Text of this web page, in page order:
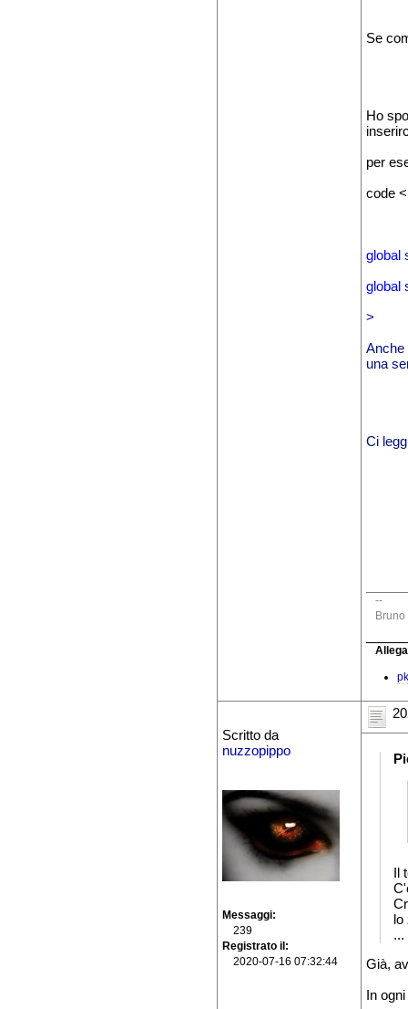
Se
Ho
per
code <
global
global
>
Anche
una
Ci
--
Bruno
Scritto da
nuzzopippo
Messaggi
239
Registrato il
2020-07-16 07:32:44
...
Già,
In